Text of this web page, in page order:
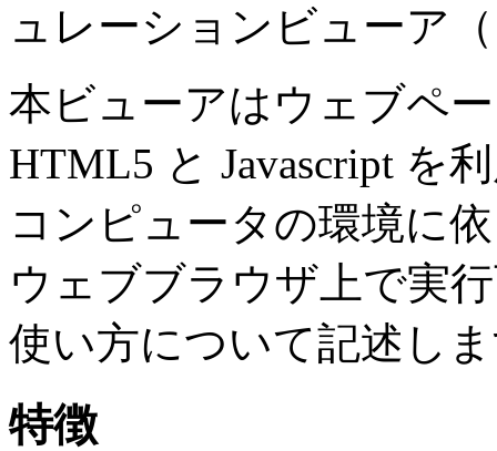
ュレーションビューア
本ビューアはウェブペ
HTML5 と Javascript を
コンピュータの環境に
ウェブブラウザ上で実
使い方について記述し
特徴